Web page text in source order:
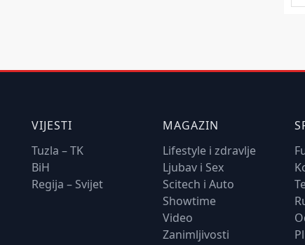
VIJESTI
Tuzla – TK
BiH
Regija – Svijet
MAGAZIN
Lifestyle i zdravlje
Ljubav i Sex
Scitech i Auto
Showtime
Video
Zanimljivosti